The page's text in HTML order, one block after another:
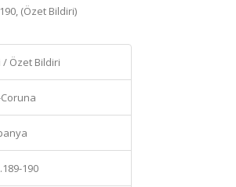
(Özet Bildiri)
/ Özet Bildiri
190